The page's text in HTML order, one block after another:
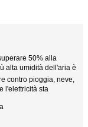
50% alla
alta umidità dell'aria è
contro pioggia, neve,
l'elettricità sta